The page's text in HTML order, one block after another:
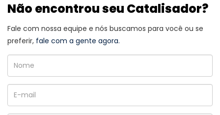
Não encontrou seu Catalisador?
Fale com nossa equipe e nós buscamos para você ou se
preferir, fale com a gente agora.